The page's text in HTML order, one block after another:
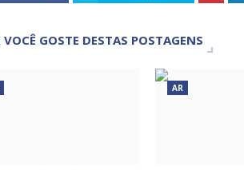
GOSTE DESTAS POSTAGENS
AR